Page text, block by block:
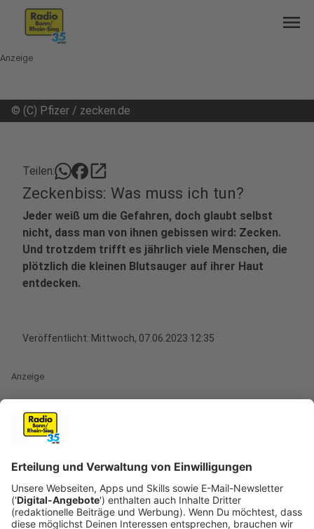
menu
Anzeige
© (C) Pfizer / zecken.de
Teilen: open_in_new
Zeckenbiss: Was muss ich tun?
Jeder weiß um die Gefahren, doch glaubt selbst
nicht, dass man von ihnen gebissen wird: Zecken.
Und trotzdem trifft es jährlich viele Menschen, die
plötzlich die kleinen Blutsauger auf ihrer Haut
entdecken.
Veröffentlicht: Mittwoch, 07.06.2023 12:35
Anzeige
Der Sommer steht in den Startlöchern und damit
steigt auch die Gefahr, dass wir von einer Zecke
gebissen werden. Denn wenn es warm wird, fühlen sich
die Viecher leider besonders wohl. Der Klimawandel ist
deshalb nicht besonders förderlich. Im Gegenteil, die
immer weiter steigenden Temperaturen sorgen dafür,